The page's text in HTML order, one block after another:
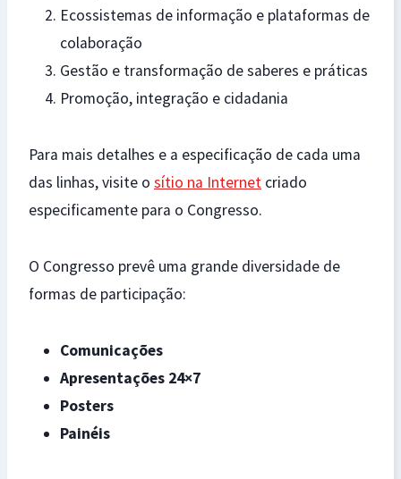
Ecossistemas de informação e plataformas de
colaboração
Gestão e transformação de saberes e práticas
Promoção, integração e cidadania
Para mais detalhes e a especificação de cada uma
das linhas, visite o sítio na Internet criado
especificamente para o Congresso.
O Congresso prevê uma grande diversidade de
formas de participação:
Comunicações
Apresentações 24×7
Posters
Painéis